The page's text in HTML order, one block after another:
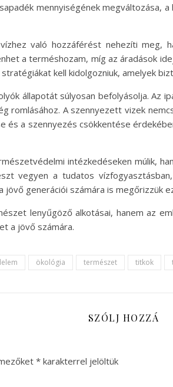
mennyiségének megváltozása,
való hozzáférést nehezíti meg,
a terméshozam, míg az áradások
kell kidolgozniuk, amelyek
állapotát súlyosan befolyásolja. Az
romlásához. A szennyezett vizek
és a szennyezés csökkentése
intézkedéseken múlik,
vegyen a tudatos
generációi számára is megőrizzük
lenyűgöző alkotásai, hanem az
a jövő számára.
ökológia természet titkok
SZÓLJ HOZZÁ
* karakterrel jelöltük